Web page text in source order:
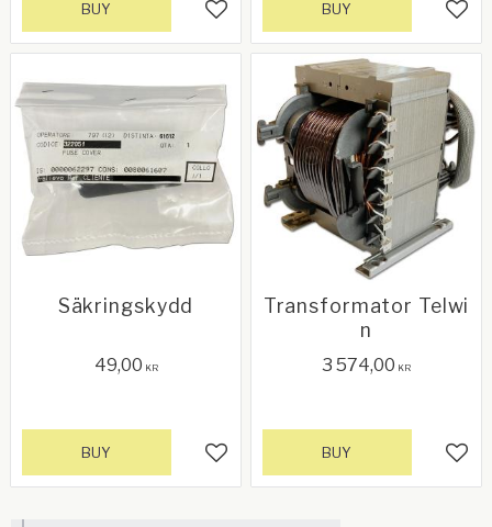
Add to favorites
BUY BUY
Säkringskydd
49,00 KR
Add to favorites
BUY
Transformator Telwi
n
3 574,00 KR
BUY